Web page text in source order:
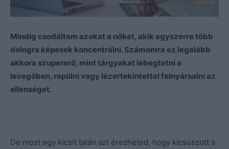
Mindig csodáltam azokat a nőket, akik egyszerre több
dologra képesek koncentrálni. Számomra ez legalább
akkora szupererő, mint tárgyakat lebegtetni a
levegőben, repülni vagy lézertekintettel felnyársalni az
ellenséget.
De most egy kicsit talán azt érezheted, hogy kicsúszott a